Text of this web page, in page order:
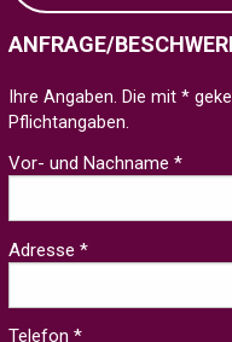
ANFRAGE/
Ihre Angaben. Die mit *
Pflichtangaben.
Vor- und Nachname *
Adresse *
Telefon *